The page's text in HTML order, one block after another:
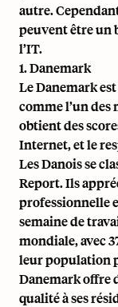
autre.
peuvent être un
l’IT.
1. Danemark
Le Danemark
comme l’un
obtient des
Internet, et le
Les Danois se
Report. Ils
professionnelle
semaine de
mondiale, avec
leur population
Danemark offre
qualité à ses